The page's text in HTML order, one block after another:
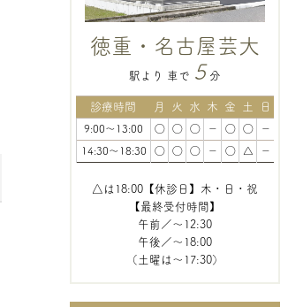
徳重・名古屋芸大
駅より 車で 5 分
診療時間 月 火 水 木 金 土 日
9:00～13:00 ◯ ◯ ◯ － ◯ ◯ －
14:30～18:30 ◯ ◯ ◯ － ◯ △ －
△は18:00【休診日】木・日・祝
【最終受付時間】
午前／～12:30
午後／～18:00
（土曜は～17:30）